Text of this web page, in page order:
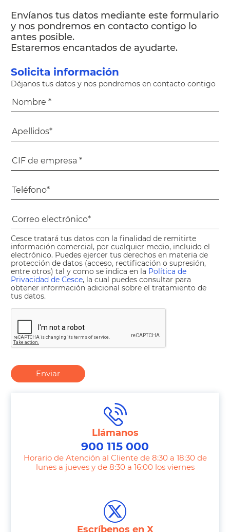
Envíanos tus datos mediante este formulario
y nos pondremos en contacto contigo lo
antes posible.
Estaremos encantados de ayudarte.
Llámanos
900 115 000
Horario de Atención al Cliente de 8:30 a 18:30 de
lunes a jueves y de 8:30 a 16:00 los viernes
Escríbenos en X
Solicita información
Déjanos tus datos y nos pondremos en contacto contigo
Cesce tratará tus datos con la finalidad de remitirte
información comercial, por cualquier medio, incluido el
electrónico. Puedes ejercer tus derechos en materia de
protección de datos (acceso, rectificación o supresión,
entre otros) tal y como se indica en la Política de
Privacidad de Cesce, la cual puedes consultar para
obtener información adicional sobre el tratamiento de
tus datos.
Enviar